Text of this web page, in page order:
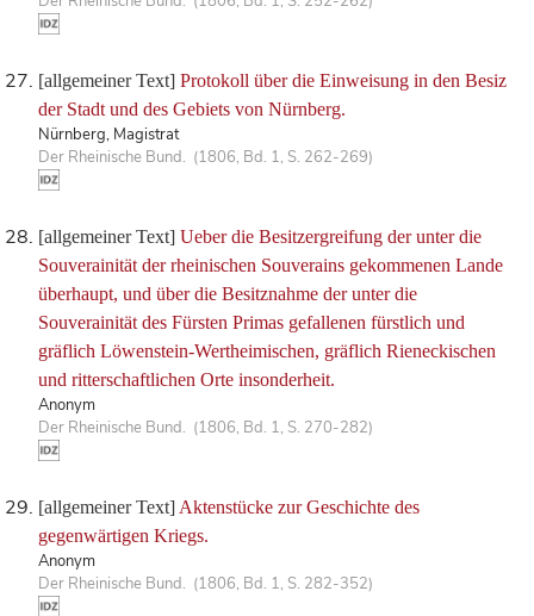
[allgemeiner Text] Protokoll über die Einweisung in den Besiz
der Stadt und des Gebiets von Nürnberg.
Nürnberg, Magistrat
Der Rheinische Bund. (1806, Bd. 1, S. 262-269)
[allgemeiner Text] Ueber die Besitzergreifung der unter die
Souverainität der rheinischen Souverains gekommenen Lande
überhaupt, und über die Besitznahme der unter die
Souverainität des Fürsten Primas gefallenen fürstlich und
gräflich Löwenstein-Wertheimischen, gräflich Rieneckischen
und ritterschaftlichen Orte insonderheit.
Anonym
Der Rheinische Bund. (1806, Bd. 1, S. 270-282)
[allgemeiner Text] Aktenstücke zur Geschichte des
gegenwärtigen Kriegs.
Anonym
Der Rheinische Bund. (1806, Bd. 1, S. 282-352)